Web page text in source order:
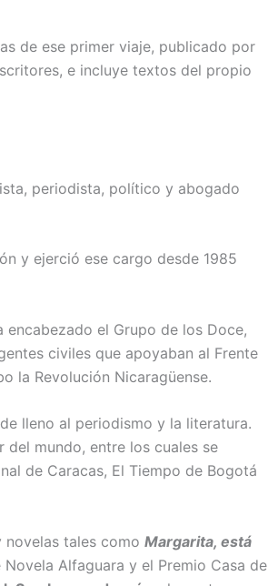
de ese primer viaje, publicado por
e incluye textos del propio
periodista, político y abogado
y ejerció ese cargo desde 1985
encabezado el Grupo de los Doce,
civiles que apoyaban al Frente
la Revolución Nicaragüense.
lleno al periodismo y la literatura.
mundo, entre los cuales se
de Caracas, El Tiempo de Bogotá
tales como Margarita, está
Alfaguara y el Premio Casa de